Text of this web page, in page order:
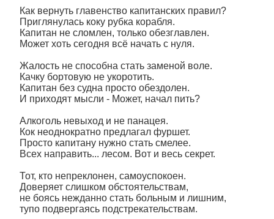
Как вернуть главенство капитанских правил?
Приглянулась коку рубка корабля.
Капитан не сломлен, только обезглавлен.
Может хоть сегодня всё начать с нуля.
Жалость не способна стать заменой воле.
Качку бортовую не укоротить.
Капитан без судна просто обездолен.
И приходят мысли - Может, начал пить?
Алкоголь невыход и не панацея.
Кок неоднократно предлагал фуршет.
Просто капитану нужно стать смелее.
Всех направить... лесом. Вот и весь секрет.
Тот, кто непреклонен, самоуспокоен.
Доверяет слишком обстоятельствам,
не боясь нежданно стать больным и лишним,
тупо подвергаясь подстрекательствам.